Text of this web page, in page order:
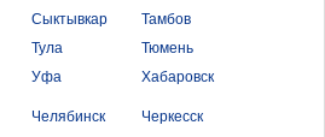
Сыктывкар
Тамбов
Тула
Тюмень
Уфа
Хабаровск
Челябинск Черкесск